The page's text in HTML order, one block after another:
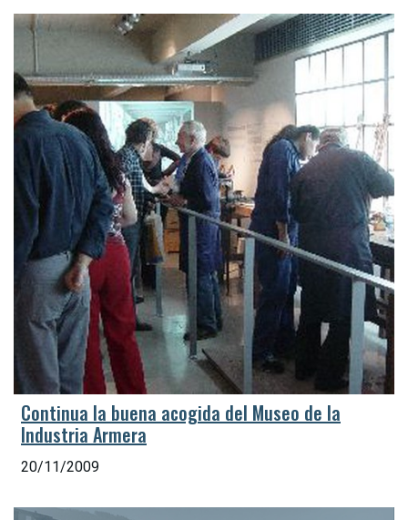
Continua la buena acogida del Museo de la
Industria Armera
20/11/2009